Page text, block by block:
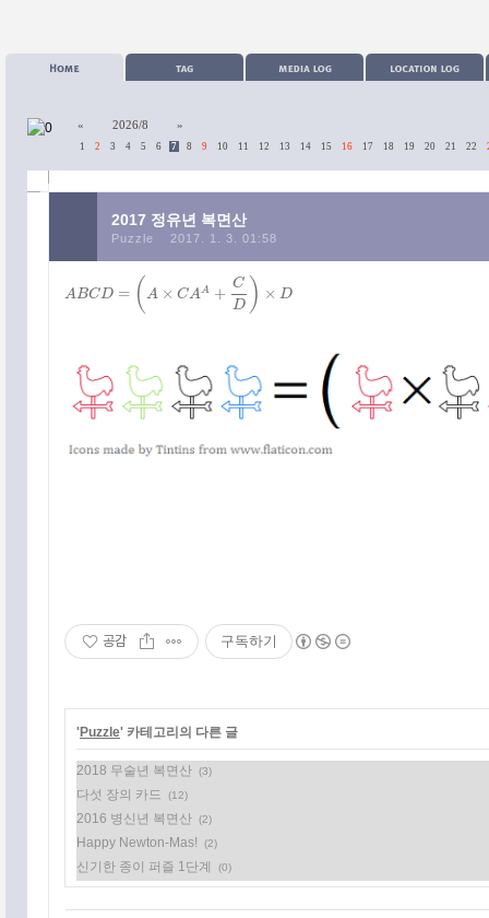
« 2026/8 »
1 2 3 4 5 6 7 8 9 10 11 12 13 14 15 16 17 18 19 20 21 22
2017 정유년 복면산
Puzzle 2017. 1. 3. 01:58
ABCD = ( A × CAA +
C
D ) × D
ABCD=( A× C AA+C D)×D
공감 구독하기
'Puzzle' 카테고리의 다른 글
2018 무술년 복면산 (3)
다섯 장의 카드 (12)
2016 병신년 복면산 (2)
Happy Newton-Mas! (2)
신기한 종이 퍼즐 1단계 (0)
카테고리